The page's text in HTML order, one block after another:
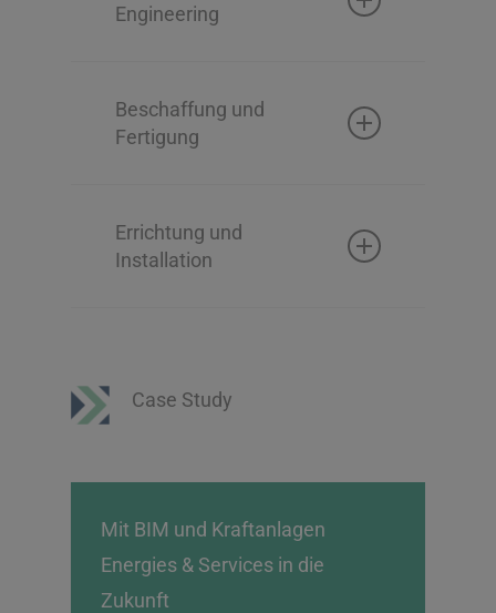
Konzeptionierung
Engineering
Detailengineering
Komponentenauslegung
Beschaffung und
Fertigung
Vorfertigung
Errichtung und
Installation
Montage von
Projektmanagement
Bauleitung
Case Study
Mit BIM und Kraftanlagen
Energies & Services in die
Zukunft